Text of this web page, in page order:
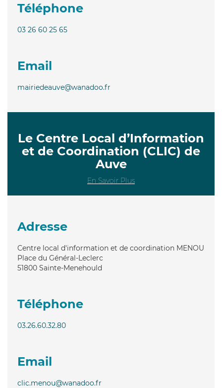
Téléphone
03 26 60 25 65
Email
mairiedeauve@wanadoo.fr
Le Centre Local d’Information
et de Coordination (CLIC) de
Auve
En Savoir Plus
Adresse
Centre local d'information et de coordination MENOU
Place du Général-Leclerc
51800 Sainte-Menehould
Téléphone
03.26.60.32.80
Email
clic.menou@wanadoo.fr